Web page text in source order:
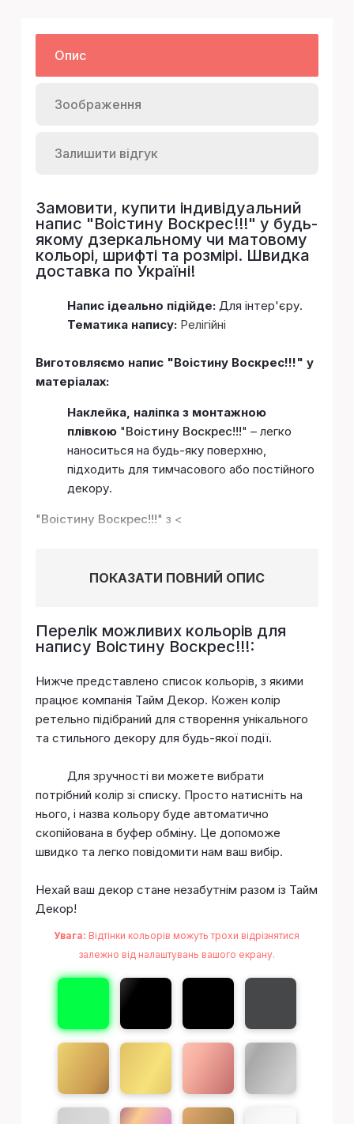
Опис
Зоображення
Залишити відгук
Замовити, купити індивідуальний
напис "Воістину Воскрес!!!" у будь-
якому дзеркальному чи матовому
кольорі, шрифті та розмірі. Швидка
доставка по Україні!
Напис ідеально підійде:Для інтер'єру.
Тематика напису: Релігійні
Виготовляємо напис "Воістину Воскрес!!!" у
матеріалах:
Наклейка, наліпка з монтажною
плівкою"Воістину Воскрес!!!" – легко
наноситься на будь-яку поверхню,
підходить для тимчасового або постійного
декору.
"Воістину Воскрес!!!" з <
ПОКАЗАТИ ПОВНИЙ ОПИС
Перелік можливих кольорів для
напису Воістину Воскрес!!!:
Нижче представлено список кольорів, з якими
працює компанія Тайм Декор. Кожен колір
ретельно підібраний для створення унікального
та стильного декору для будь-якої події.
Для зручності ви можете вибрати
потрібний колір зі списку. Просто натисніть на
нього, і назва кольору буде автоматично
скопійована в буфер обміну. Це допоможе
швидко та легко повідомити нам ваш вибір.
Нехай ваш декор стане незабутнім разом із Тайм
Декор!
Увага: Відтінки кольорів можуть трохи відрізнятися
залежно від налаштувань вашого екрану.